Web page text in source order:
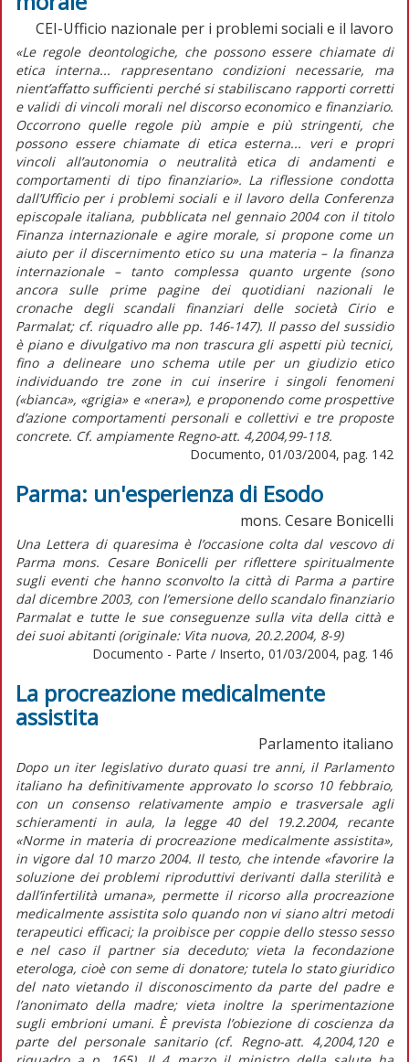
CEI-Ufficio nazionale per i problemi sociali e il lavoro
«Le regole deontologiche, che possono essere chiamate di
etica interna... rappresentano condizioni necessarie, ma
nient’affatto sufficienti perché si stabiliscano rapporti corretti
e validi di vincoli morali nel discorso economico e finanziario.
Occorrono quelle regole più ampie e più stringenti, che
possono essere chiamate di etica esterna... veri e propri
vincoli all’autonomia o neutralità etica di andamenti e
comportamenti di tipo finanziario». La riflessione condotta
dall’Ufficio per i problemi sociali e il lavoro della Conferenza
episcopale italiana, pubblicata nel gennaio 2004 con il titolo
Finanza internazionale e agire morale, si propone come un
aiuto per il discernimento etico su una materia – la finanza
internazionale – tanto complessa quanto urgente (sono
ancora sulle prime pagine dei quotidiani nazionali le
cronache degli scandali finanziari delle società Cirio e
Parmalat; cf. riquadro alle pp. 146-147). Il passo del sussidio
è piano e divulgativo ma non trascura gli aspetti più tecnici,
fino a delineare uno schema utile per un giudizio etico
individuando tre zone in cui inserire i singoli fenomeni
(«bianca», «grigia» e «nera»), e proponendo come prospettive
d’azione comportamenti personali e collettivi e tre proposte
concrete. Cf. ampiamente Regno-att. 4,2004,99-118.
Documento, 01/03/2004, pag. 142
Parma: un'esperienza di Esodo
mons. Cesare Bonicelli
Una Lettera di quaresima è l’occasione colta dal vescovo di
Parma mons. Cesare Bonicelli per riflettere spiritualmente
sugli eventi che hanno sconvolto la città di Parma a partire
dal dicembre 2003, con l’emersione dello scandalo finanziario
Parmalat e tutte le sue conseguenze sulla vita della città e
dei suoi abitanti (originale: Vita nuova, 20.2.2004, 8-9)
Documento - Parte / Inserto, 01/03/2004, pag. 146
La procreazione medicalmente
assistita
Parlamento italiano
Dopo un iter legislativo durato quasi tre anni, il Parlamento
italiano ha definitivamente approvato lo scorso 10 febbraio,
con un consenso relativamente ampio e trasversale agli
schieramenti in aula, la legge 40 del 19.2.2004, recante
«Norme in materia di procreazione medicalmente assistita»,
in vigore dal 10 marzo 2004. Il testo, che intende «favorire la
soluzione dei problemi riproduttivi derivanti dalla sterilità e
dall’infertilità umana», permette il ricorso alla procreazione
medicalmente assistita solo quando non vi siano altri metodi
terapeutici efficaci; la proibisce per coppie dello stesso sesso
e nel caso il partner sia deceduto; vieta la fecondazione
eterologa, cioè con seme di donatore; tutela lo stato giuridico
del nato vietando il disconoscimento da parte del padre e
l’anonimato della madre; vieta inoltre la sperimentazione
sugli embrioni umani. È prevista l’obiezione di coscienza da
parte del personale sanitario (cf. Regno-att. 4,2004,120 e